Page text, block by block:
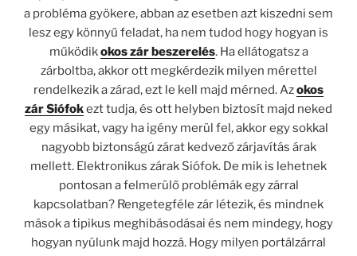
a probléma gyökere, abban az esetben azt kiszedni sem
lesz egy könnyű feladat, ha nem tudod hogy hogyan is
működikokos zár beszerelés. Ha ellátogatsz a
zárboltba, akkor ott megkérdezik milyen mérettel
rendelkezik a zárad, ezt le kell majd mérned. Azokos
zár Siófokezt tudja, és ott helyben biztosít majd neked
egy másikat, vagy ha igény merül fel, akkor egy sokkal
nagyobb biztonságú zárat kedvező zárjavítás árak
mellett. Elektronikus zárak Siófok. De mik is lehetnek
pontosan a felmerülő problémák egy zárral
kapcsolatban? Rengetegféle zár létezik, és mindnek
mások a tipikus meghibásodásai és nem mindegy, hogy
hogyan nyúlunk majd hozzá. Hogy milyen portálzárral